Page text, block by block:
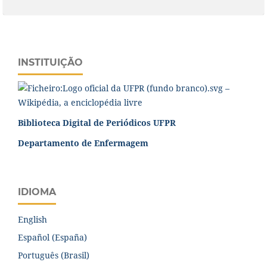
INSTITUIÇÃO
Biblioteca Digital de Periódicos UFPR
Departamento de Enfermagem
IDIOMA
English
Español (España)
Português (Brasil)